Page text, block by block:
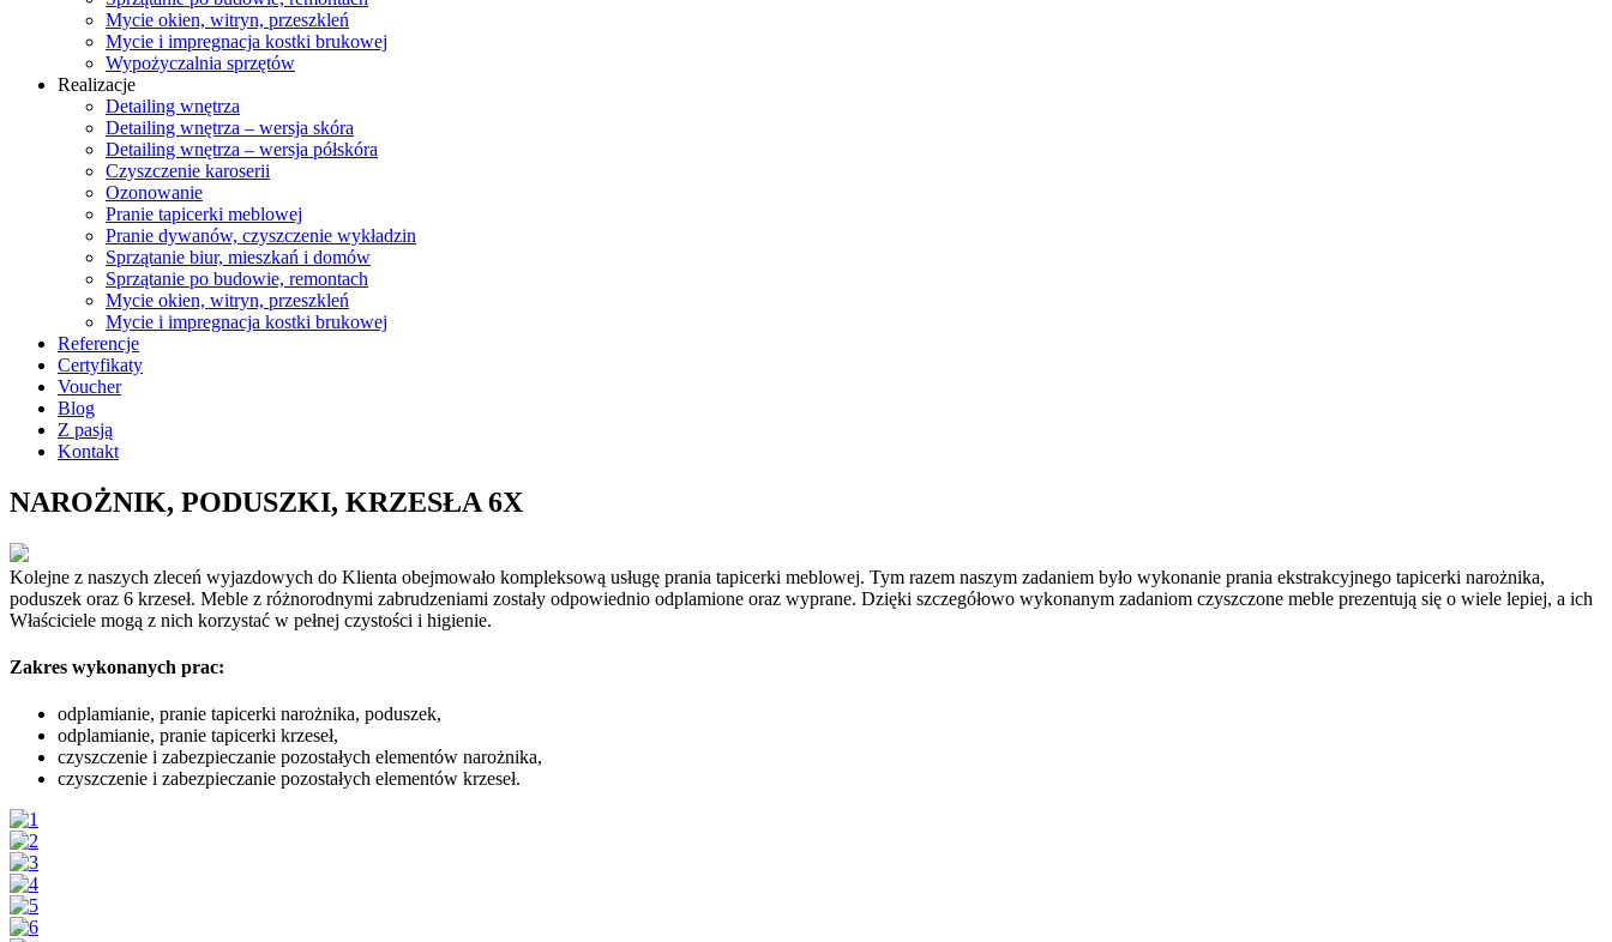
Mycie okien, witryn, przeszkleń
Mycie i impregnacja kostki brukowej
Wypożyczalnia sprzętów
Realizacje
Detailing wnętrza
Detailing wnętrza – wersja skóra
Detailing wnętrza – wersja półskóra
Czyszczenie karoserii
Ozonowanie
Pranie tapicerki meblowej
Pranie dywanów, czyszczenie wykładzin
Sprzątanie biur, mieszkań i domów
Sprzątanie po budowie, remontach
Mycie okien, witryn, przeszkleń
Mycie i impregnacja kostki brukowej
Referencje
Certyfikaty
Voucher
Blog
Z pasją
Kontakt
NAROŻNIK, PODUSZKI, KRZESŁA 6X
Kolejne z naszych zleceń wyjazdowych do Klienta obejmowało kompleksową usługę prania tapicerki meblowej. Tym razem naszym zadaniem było wykonanie prania ekstrakcyjnego tapicerki narożnika,
poduszek oraz 6 krzeseł. Meble z różnorodnymi zabrudzeniami zostały odpowiednio odplamione oraz wyprane. Dzięki szczegółowo wykonanym zadaniom czyszczone meble prezentują się o wiele lepiej, a ich
Właściciele mogą z nich korzystać w pełnej czystości i higienie.
Zakres wykonanych prac:
odplamianie, pranie tapicerki narożnika, poduszek,
odplamianie, pranie tapicerki krzeseł,
czyszczenie i zabezpieczanie pozostałych elementów narożnika,
czyszczenie i zabezpieczanie pozostałych elementów krzeseł.